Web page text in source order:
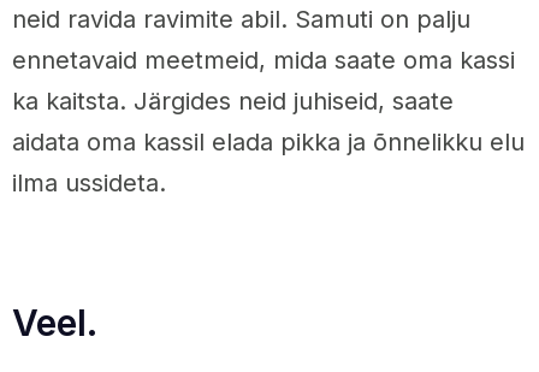
neid ravida ravimite abil. Samuti on palju
ennetavaid meetmeid, mida saate oma kassi
ka kaitsta. Järgides neid juhiseid, saate
aidata oma kassil elada pikka ja õnnelikku elu
ilma ussideta.
Veel.